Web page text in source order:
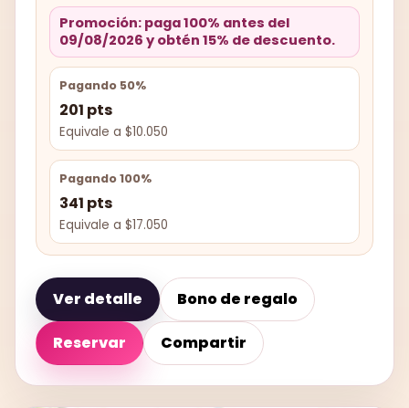
Promoción: paga 100% antes del
09/08/2026 y obtén 15% de descuento.
Pagando 50%
201 pts
Equivale a $10.050
Pagando 100%
341 pts
Equivale a $17.050
Ver detalle Bono de regalo
Reservar Compartir